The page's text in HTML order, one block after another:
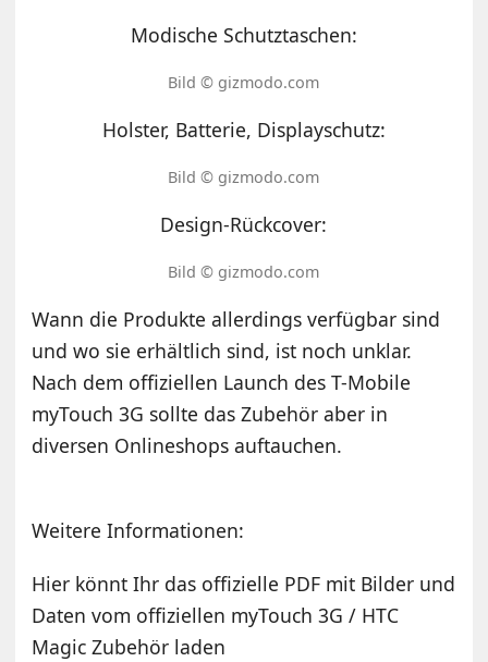
Modische Schutztaschen:
Bild © gizmodo.com
Holster, Batterie, Displayschutz:
Bild © gizmodo.com
Design-Rückcover:
Bild © gizmodo.com
Wann die Produkte allerdings verfügbar sind
und wo sie erhältlich sind, ist noch unklar.
Nach dem offiziellen Launch des T-Mobile
myTouch 3G sollte das Zubehör aber in
diversen Onlineshops auftauchen.
Weitere Informationen:
Hier könnt Ihr das offizielle PDF mit Bilder und
Daten vom offiziellen myTouch 3G / HTC
Magic Zubehör laden